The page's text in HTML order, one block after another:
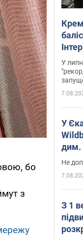
бо
з
У
У
дим.
Не
З 1